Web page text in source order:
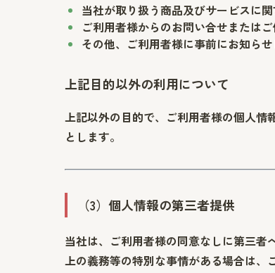
当社が取り扱う商品及びサービスに
ご利用者様からのお問い合せまたは
その他、ご利用者様に事前にお知ら
上記目的以外の利用について
上記以外の目的で、ご利用者様の個人情
とします。
（3）個人情報の第三者提供
当社は、ご利用者様の同意なしに第三
上の義務等の特別な事情がある場合は、